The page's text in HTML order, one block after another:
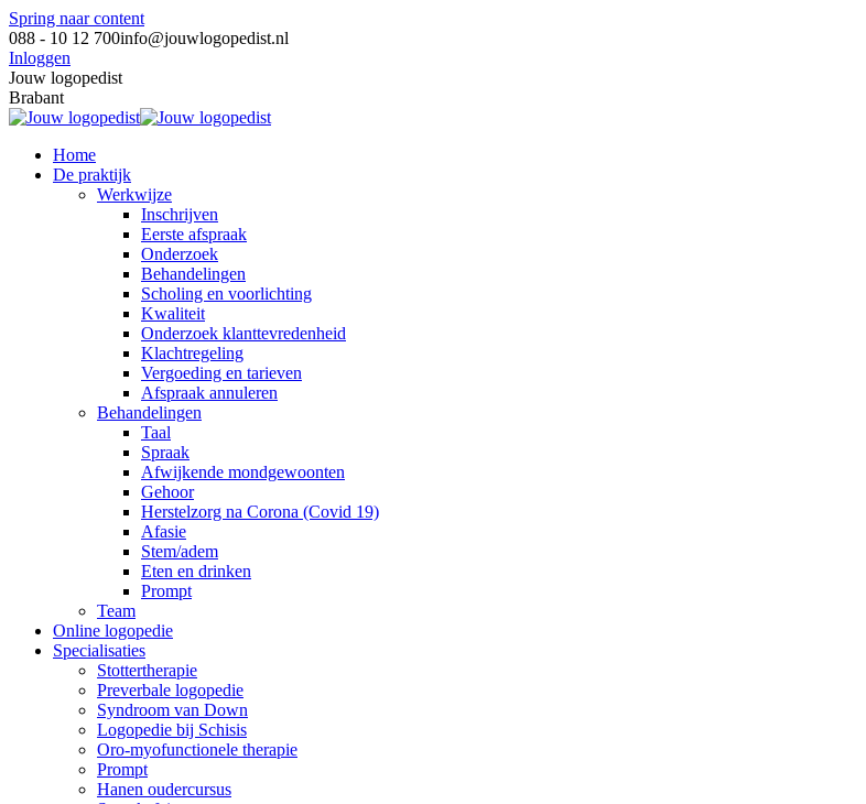
Spring naar content
088 - 10 12 700info@jouwlogopedist.nl
Inloggen
Jouw logopedist
Brabant
Home
De praktijk
Werkwijze
Inschrijven
Eerste afspraak
Onderzoek
Behandelingen
Scholing en voorlichting
Kwaliteit
Onderzoek klanttevredenheid
Klachtregeling
Vergoeding en tarieven
Afspraak annuleren
Behandelingen
Taal
Spraak
Afwijkende mondgewoonten
Gehoor
Herstelzorg na Corona (Covid 19)
Afasie
Stem/adem
Eten en drinken
Prompt
Team
Online logopedie
Specialisaties
Stottertherapie
Preverbale logopedie
Syndroom van Down
Logopedie bij Schisis
Oro-myofunctionele therapie
Prompt
Hanen oudercursus